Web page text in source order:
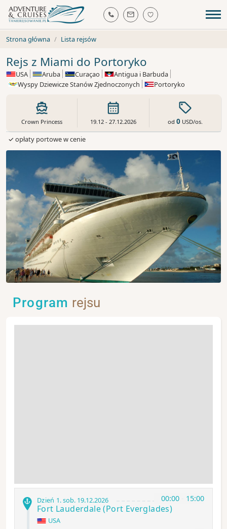
Strona główna Lista rejsów
Rejs z Miami do Portoryko
USA Aruba Curaçao
Antigua i Barbuda
Wyspy Dziewicze Stanów Zjednoczonych
Portoryko
Crown Princess 19.12 - 27.12.2026 od 0USD/os.
✓ opłaty portowe w cenie
Program rejsu
00:00 15:00
Dzień 1.sob. 19.12.2026
Fort Lauderdale(Port Everglades)
USA